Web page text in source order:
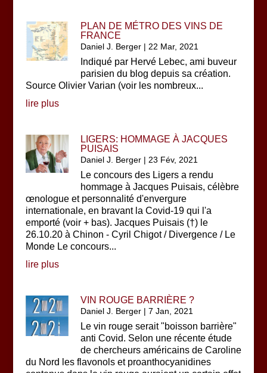
PLAN DE MÉTRO DES VINS DE
FRANCE
Daniel J. Berger | 22 Mar, 2021
Indiqué par Hervé Lebec, ami buveur
parisien du blog depuis sa création.
Source Olivier Varian (voir les nombreux...
lire plus
LIGERS: HOMMAGE À JACQUES
PUISAIS
Daniel J. Berger | 23 Fév, 2021
Le concours des Ligers a rendu
hommage à Jacques Puisais, célèbre
œnologue et personnalité d'envergure
internationale, en bravant la Covid-19 qui l'a
emporté (voir + bas). Jacques Puisais (†) le
26.10.20 à Chinon - Cyril Chigot / Divergence / Le
Monde Le concours...
lire plus
VIN ROUGE BARRIÈRE ?
Daniel J. Berger |7 Jan, 2021
Le vin rouge serait "boisson barrière"
anti Covid. Selon une récente étude
de chercheurs américains de Caroline
du Nord les flavonols et proanthocyanidines